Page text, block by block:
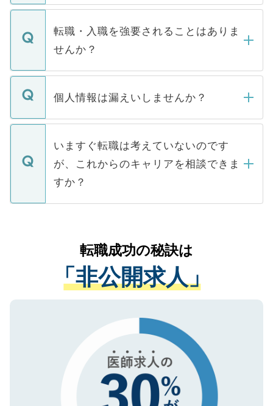
ます。通常、5営業日以内にはご連絡をせて
いただきますので、しばらくお待ちくださ
い。
マイナビDOCTORで取り扱っている求人の
うち約3割は、Webサイトからご覧いただ
けない「非公開求人」です。非公開求人は
下記の理由によって、一般には公開してい
ません。
■応募殺到を避けるため 人気のある医療機
関を公にしてしまうと、応募が殺到する場
に、医療機関が求める条件に合った人材の
みを人材紹介会社に依頼するケースが増え
ています。
転職・入職を強要されることはありま
せんか？
転職・入職を強要することは一切ありませ
ん。また、仮に応募先から内定をいただい
定を承諾する必要はありません。内定先へ
の辞退の連絡はキャリアパートナーが行い
ますので、ご安心ください。
個人情報は漏えいしませんか？
個人情報が漏えいすることはありませんの
で、ご安心ください。当サイトからの登録
などで収集したご登録者様の個人情報は、
ご本人のキャリアアップおよび転職活動の
支援を目的に使用いたします。お預かりし
ているすべての個人データはご本人の許可
は、個人情報の取り扱いについての厳密な
管理基準を満たした事業者のみに付与され
る、プライバシーマークを取得済みです。
ご登録いただいた個人情報は、SSL（デー
で、機密保持に関してもご安心ください。
いますぐ転職は考えていないのです
が、これからのキャリアを相談できま
すか？
かがいして、現在の医療機関の状況や紹介
経験をまじえながら、適切なアドバイスを
させていただきます。すぐにご転職をされ
ない方には、長期的なサポートが可能です
ので、まずはご登録ください。
転職成功の秘訣は
「非公開求人」